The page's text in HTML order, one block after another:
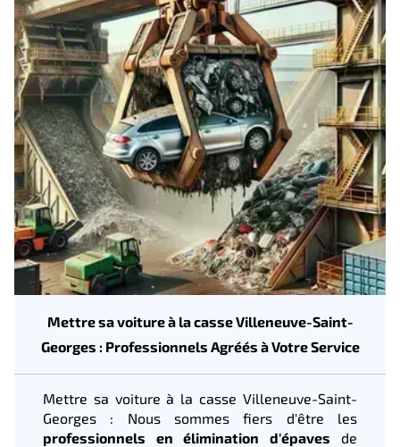
Mettre sa voiture à la casse Villeneuve-Saint-
Georges : Professionnels Agréés à Votre Service
Mettre sa voiture à la casse Villeneuve-Saint-
Georges : Nous sommes fiers d'être les
professionnels en élimination d'épaves de